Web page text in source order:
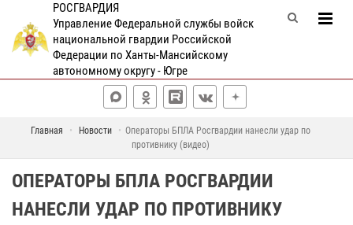
РОСГВАРДИЯ
Управление Федеральной службы войск
национальной гвардии Российской
Федерации по Ханты-Мансийскому
автономному округу - Югре
Главная Новости
Операторы БПЛА Росгвардии нанесли удар по
противнику (видео)
ОПЕРАТОРЫ БПЛА РОСГВАРДИИ
НАНЕСЛИ УДАР ПО ПРОТИВНИКУ